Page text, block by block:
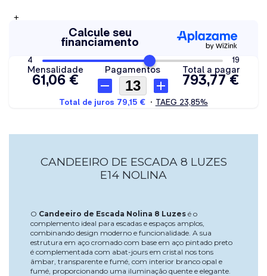
+
CANDEEIRO DE ESCADA 8 LUZES
E14 NOLINA
O Candeeiro de Escada Nolina 8 Luzes é o
complemento ideal para escadas e espaços amplos,
combinando design moderno e funcionalidade. A sua
estrutura em aço cromado com base em aço pintado preto
é complementada com abat-jours em cristal nos tons
âmbar, transparente e fumé, com interior branco opal e
fumé, proporcionando uma iluminação quente e elegante.